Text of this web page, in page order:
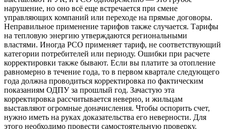
нарушение, но оно всё еще встречается при смене
управляющих компаний или переходе на прямые договоры.
Неправильное применение тарифов также случается. Тарифы
на тепловую энергию утверждаются региональными
властями. Иногда РСО применяет тариф, не соответствующий
категории потребителей или периоду. Ошибки при расчете
корректировки также бывают. Если вы платите за отопление
равномерно в течение года, то в первом квартале следующего
года должна проводиться корректировка по фактическим
показаниям ОДПУ за прошлый год. Зачастую эта
корректировка рассчитывается неверно, и жильцам
выставляют огромные доначисления. Чтобы оспорить счет,
нужно иметь на руках доказательства его неверности. Для
этого необходимо провести самостоятельную проверку.